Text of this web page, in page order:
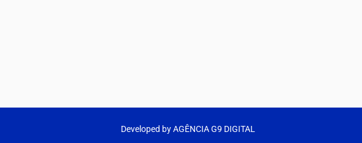
Developed by AGÊNCIA G9 DIGITAL